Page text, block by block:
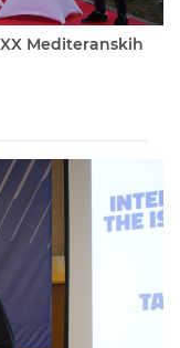
Mediteranskih